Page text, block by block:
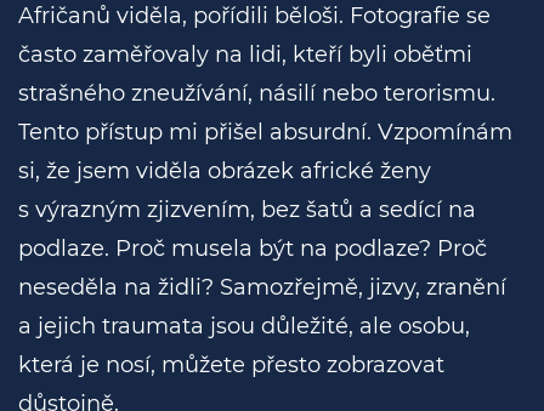
Afričanů viděla, pořídili běloši. Fotografie se
často zaměřovaly na lidi, kteří byli oběťmi
strašného zneužívání, násilí nebo terorismu.
Tento přístup mi přišel absurdní. Vzpomínám
si, že jsem viděla obrázek africké ženy
s výrazným zjizvením, bez šatů a sedící na
podlaze. Proč musela být na podlaze? Proč
neseděla na židli? Samozřejmě, jizvy, zranění
a jejich traumata jsou důležité, ale osobu,
která je nosí, můžete přesto zobrazovat
důstojně.